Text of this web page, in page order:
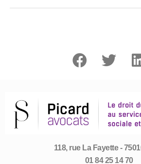
118, rue La Fayette -
01 84 25 14 70